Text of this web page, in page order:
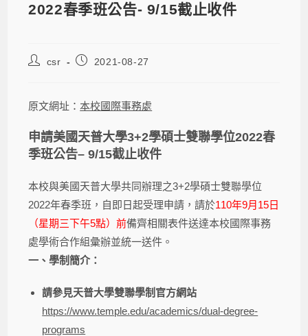
2022春季班公告- 9/15截止收件
csr 2021-08-27
原文網址：本校國際事務處
申請美國天普大學3+2學碩士雙聯學位2022春
季班公告– 9/15截止收件
本校與美國天普大學共同辦理之3+2學碩士雙聯學位
2022年春季班，自即日起受理申請，請於110年9月15日
（星期三下午5點）前備齊相關表件送達本校國際事務
處學術合作組彙辦並統一送件。
一、學制簡介：
請參見天普大學雙聯學制官方網站
https://www.temple.edu/academics/dual-degree-
programs